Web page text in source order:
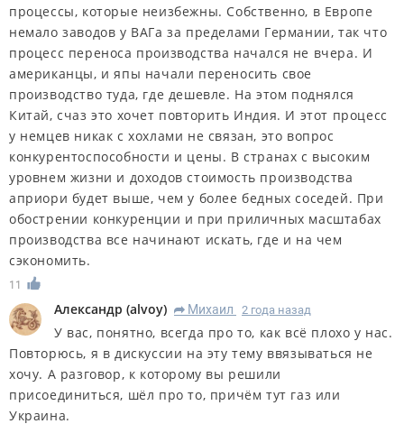
процессы, которые неизбежны. Собственно, в Европе
немало заводов у ВАГа за пределами Германии, так что
процесс переноса производства начался не вчера. И
американцы, и япы начали переносить свое
производство туда, где дешевле. На этом поднялся
Китай, счаз это хочет повторить Индия. И этот процесс
у немцев никак с хохлами не связан, это вопрос
конкурентоспособности и цены. В странах с высоким
уровнем жизни и доходов стоимость производства
априори будет выше, чем у более бедных соседей. При
обострении конкуренции и при приличных масштабах
производства все начинают искать, где и на чем
сэкономить.
11
Александр (alvoy) R Михаил 2 года назад
У вас, понятно, всегда про то, как всё плохо у нас.
Повторюсь, я в дискуссии на эту тему ввязываться не
хочу. А разговор, к которому вы решили
присоединиться, шёл про то, причём тут газ или
Украина.